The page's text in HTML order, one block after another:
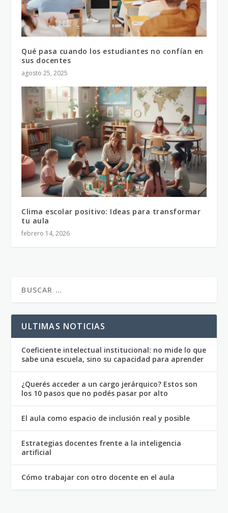
Qué pasa cuando los estudiantes no confían en
sus docentes
agosto 25, 2025
Clima escolar positivo: Ideas para transformar
tu aula
febrero 14, 2026
ULTIMAS NOTICIAS
Coeficiente intelectual institucional: no mide lo que
sabe una escuela, sino su capacidad para aprender
¿Querés acceder a un cargo jerárquico? Estos son
los 10 pasos que no podés pasar por alto
El aula como espacio de inclusión real y posible
Estrategias docentes frente a la inteligencia
artificial
Cómo trabajar con otro docente en el aula